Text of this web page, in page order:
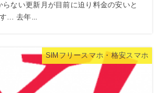
ない更新月が目前に迫り料金の安いと
… 去年...
SIMフリースマホ・格安スマホ